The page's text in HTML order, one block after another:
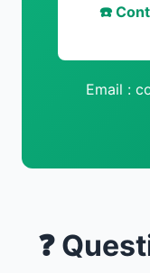
☎️
Email :
❓